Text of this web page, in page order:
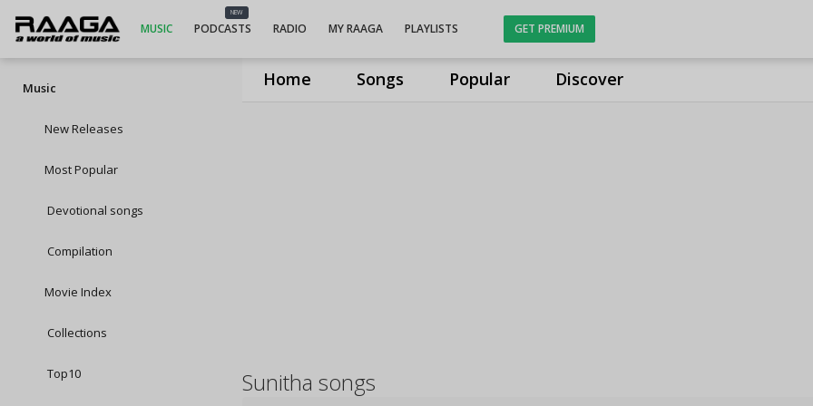
Home Songs Popular Discover
MUSIC
NEW
PODCASTS RADIO MY RAAGA PLAYLISTS GET PREMIUM
Music
New Releases
Most Popular
Devotional songs
Compilation
Movie Index
Collections
Top10 Sunitha songs